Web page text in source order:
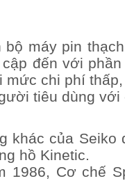
máy pin
đến với
mức chi phí
tiêu dùng
khác của
hồ Kinetic.
1986, Cơ chế